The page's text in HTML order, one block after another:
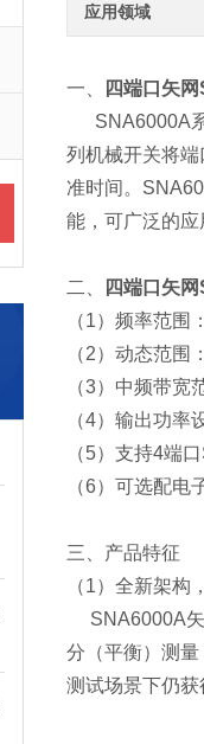
应用领域
一、
四端口矢
SNA6000A
列机械开关将
准时间。
能，可广泛的
二、
四端口矢
（1）频率范围
（2）动态范围
（3）中频带宽
（4）输出功率
（5）支持4端
（6）可选配电
三、产品特征
（1）全新架构
SNA6000A
分（平衡）测
测试场景下仍